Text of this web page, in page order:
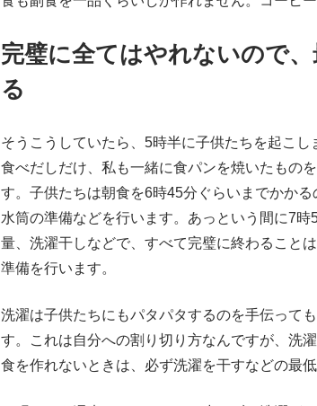
完璧に全てはやれないので
る
そうこうしていたら、5時半に子供たちを起こ
食べだしだけ、私も一緒に食パンを焼いたもの
す。子供たちは朝食を6時45分ぐらいまでかか
水筒の準備などを行います。あっという間に7
量、洗濯干しなどで、すべて完璧に終わること
準備を行います。
洗濯は子供たちにもパタパタするのを手伝って
す。これは自分への割り切り方なんですが、洗
食を作れないときは、必ず洗濯を干すなどの最